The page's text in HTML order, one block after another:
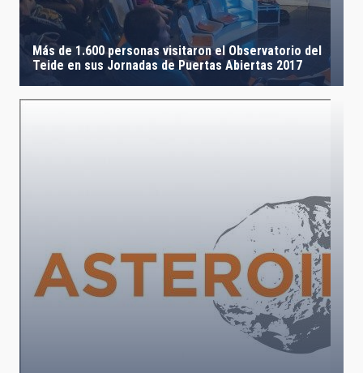
Más de 1.600 personas visitaron el Observatorio del
Teide en sus Jornadas de Puertas Abiertas 2017